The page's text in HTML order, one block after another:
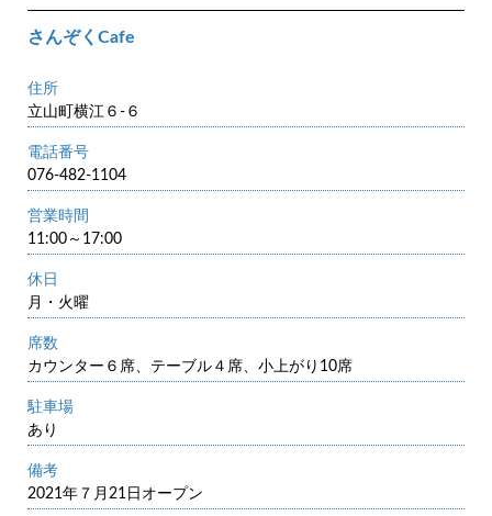
さんぞくCafe
住所
立山町横江６-６
電話番号
076-482-1104
営業時間
11:00～17:00
休日
月・火曜
席数
カウンター６席、テーブル４席、小上がり10席
駐車場
あり
備考
2021年７月21日オープン